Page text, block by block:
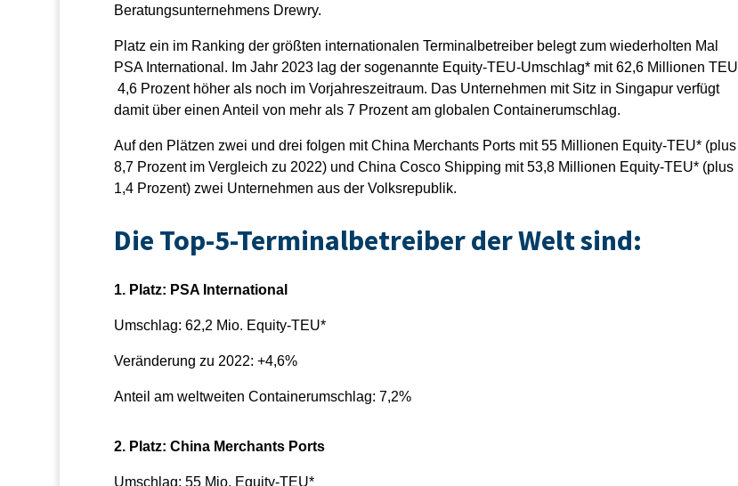
Beratungsunternehmens Drewry.
Platz ein im Ranking der größten internationalen Terminalbetreiber belegt zum wiederholten Mal
PSA International. Im Jahr 2023 lag der sogenannte Equity-TEU-Umschlag* mit 62,6 Millionen TEU
4,6 Prozent höher als noch im Vorjahreszeitraum. Das Unternehmen mit Sitz in Singapur verfügt
damit über einen Anteil von mehr als 7 Prozent am globalen Containerumschlag.
Auf den Plätzen zwei und drei folgen mit China Merchants Ports mit 55 Millionen Equity-TEU* (plus
8,7 Prozent im Vergleich zu 2022) und China Cosco Shipping mit 53,8 Millionen Equity-TEU* (plus
1,4 Prozent) zwei Unternehmen aus der Volksrepublik.
Die Top-5-Terminalbetreiber der Welt sind:
1. Platz: PSA International
Umschlag: 62,2 Mio. Equity-TEU*
Veränderung zu 2022: +4,6%
Anteil am weltweiten Containerumschlag: 7,2%
2. Platz: China Merchants Ports
Umschlag: 55 Mio. Equity-TEU*